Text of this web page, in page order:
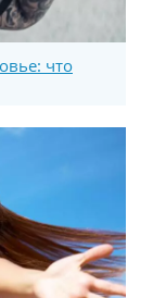
что